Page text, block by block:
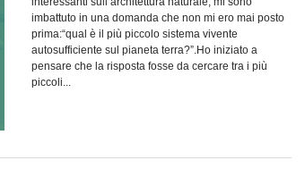
imbattuto in una domanda che non mi ero mai posto
prima:“qual è il più piccolo sistema vivente
autosufficiente sul pianeta terra?”.Ho iniziato a
pensare che la risposta fosse da cercare tra i più
piccoli...